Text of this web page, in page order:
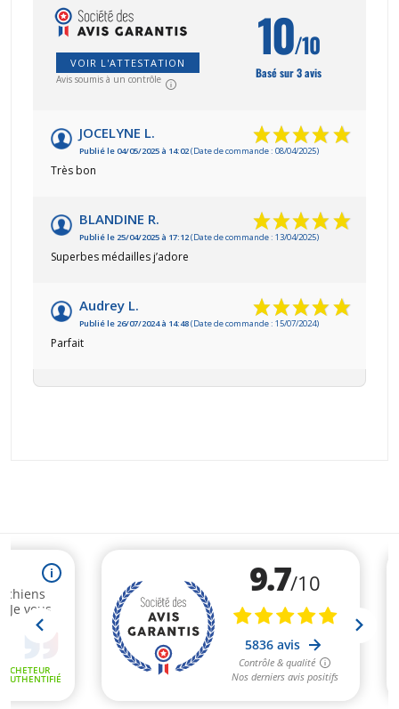
VOIR L'ATTESTATION
Avis soumis à un contrôle
10/10
Basé sur 3 avis
JOCELYNE L.
Publié le 04/05/2025 à 14:02(Date de commande : 08/04/2025)
Très bon
BLANDINE R.
Publié le 25/04/2025 à 17:12(Date de commande : 13/04/2025)
Superbes médailles j’adore
Audrey L.
Publié le 26/07/2024 à 14:48(Date de commande : 15/07/2024)
Parfait